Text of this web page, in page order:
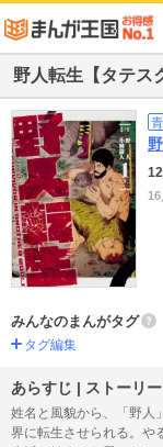
野人転生【タテス
16
みんなのまんがタグ
タグ編集
あらすじ | ストーリー
姓名と風貌から、「野人
界に転生させられる。や